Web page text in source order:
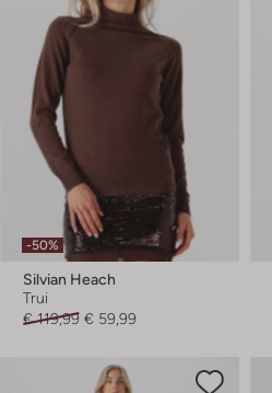
-50%
Silvian Heach
Trui
€ 119,99 € 59,99